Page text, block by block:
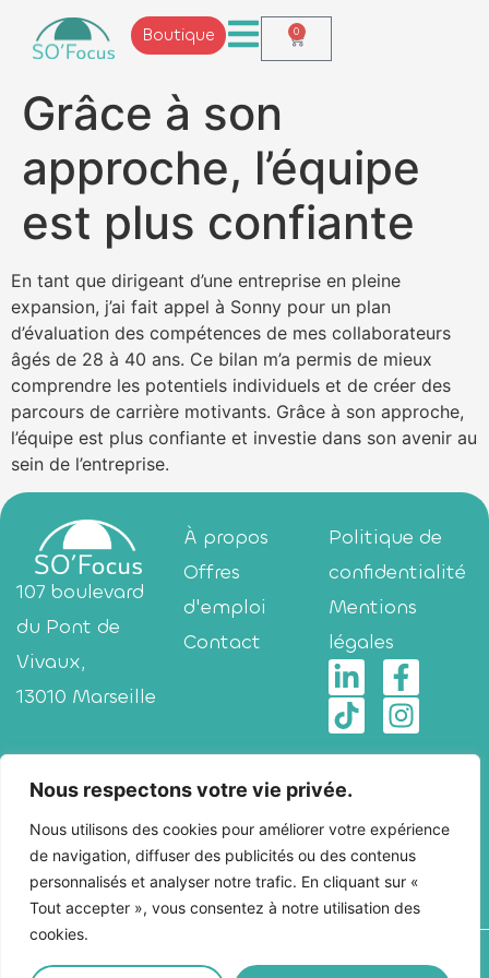
Nous respectons votre vie privée.
Nous utilisons des cookies pour améliorer votre expérience
de navigation, diffuser des publicités ou des contenus
personnalisés et analyser notre trafic. En cliquant sur «
Tout accepter », vous consentez à notre utilisation des
cookies.
Boutique 0
Grâce à son
approche, l’équipe
est plus confiante
En tant que dirigeant d’une entreprise en pleine
expansion, j’ai fait appel à Sonny pour un plan
d’évaluation des compétences de mes collaborateurs
âgés de 28 à 40 ans. Ce bilan m’a permis de mieux
comprendre les potentiels individuels et de créer des
parcours de carrière motivants. Grâce à son approche,
l’équipe est plus confiante et investie dans son avenir au
sein de l’entreprise.
107 boulevard
du Pont de
Vivaux,
13010 Marseille
2 Rue Henri
Barbusse,
13001 Marseille
À propos
Offres
d'emploi
Contact
Politique de
confidentialité
Mentions
légales
Ajoutez votre titre ici